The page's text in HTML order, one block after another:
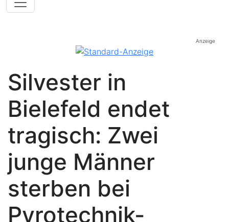
Anzeige
Silvester in
Bielefeld endet
tragisch: Zwei
junge Männer
sterben bei
Pyrotechnik-